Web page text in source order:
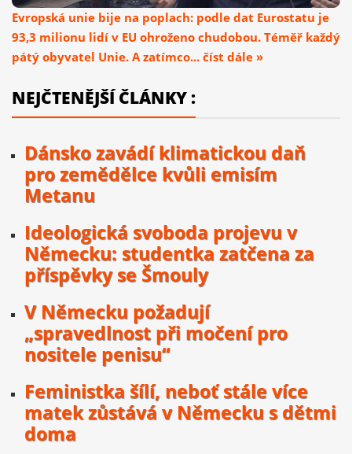
Evropská unie bije na poplach: podle dat Eurostatu je
93,3 milionu lidí v EU ohroženo chudobou. Téměř každý
pátý obyvatel Unie. A zatímco... číst dále »
NEJČTENĚJŠÍ ČLÁNKY :
Dánsko zavádí klimatickou daň
pro zemědělce kvůli emisím
Metanu
Ideologická svoboda projevu v
Německu: studentka zatčena za
příspěvky se Šmouly
V Německu požadují
„spravedlnost při močení pro
nositele penisu“
Feministka šílí, neboť stále více
matek zůstává v Německu s dětmi
doma